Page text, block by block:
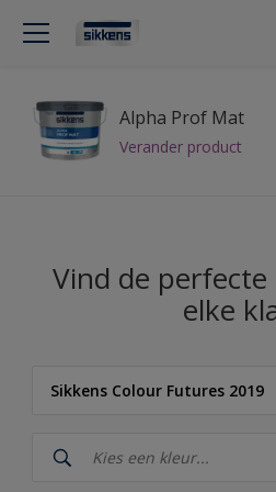
Alpha Prof Mat
Verander product
Vind de
elke
Sikkens Colour Futures 2019
Sikkens